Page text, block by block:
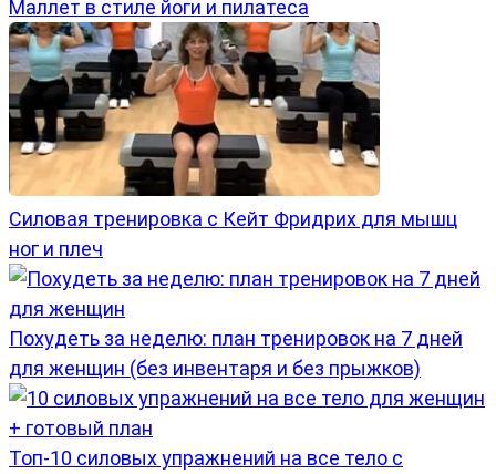
Маллет в стиле йоги и пилатеса
Силовая тренировка с Кейт Фридрих для мышц
ног и плеч
Похудеть за неделю: план тренировок на 7 дней
для женщин (без инвентаря и без прыжков)
Топ-10 силовых упражнений на все тело с